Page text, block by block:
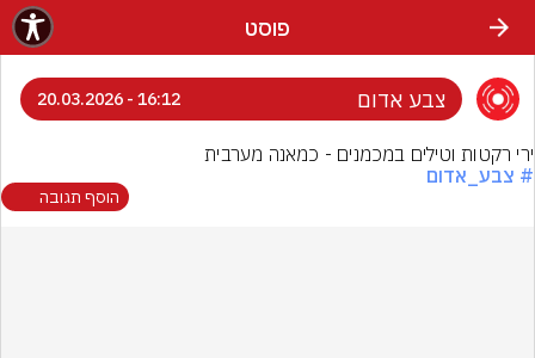
פוסט
צבע אדום 16:12 - 20.03.2026
ירי רקטות וטילים במכמנים - כמאנה מערבית
# צבע_אדום
הוסף תגובה